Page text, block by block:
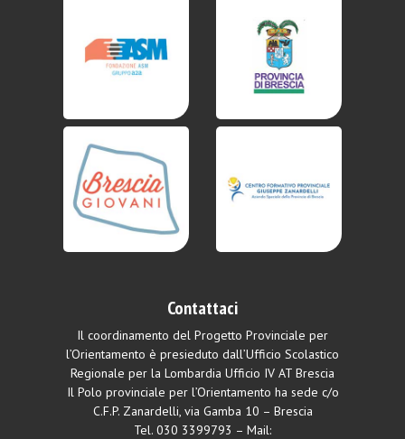
Contattaci
Il coordinamento del Progetto Provinciale per
l’Orientamento è presieduto dall’Ufficio Scolastico
Regionale per la Lombardia Ufficio IV AT Brescia
Il Polo provinciale per l’Orientamento ha sede c/o
C.F.P. Zanardelli, via Gamba 10 – Brescia
Tel. 030 3399793 – Mail: